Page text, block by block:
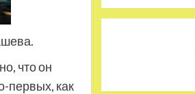
что он
первых, как